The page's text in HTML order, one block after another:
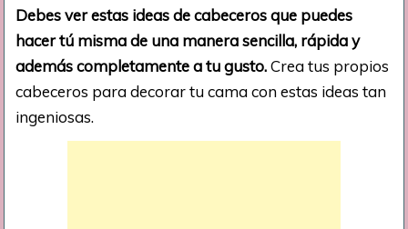
Debes ver estas ideas de cabeceros que puedes
hacer tú misma de una manera sencilla, rápida y
además completamente a tu gusto.Crea tus propios
cabeceros para decorar tu cama con estas ideas tan
ingeniosas.